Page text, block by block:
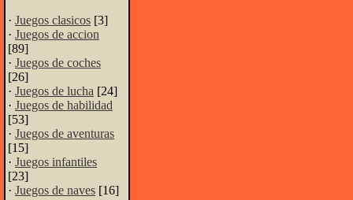
· Juegos clasicos [3]
· Juegos de accion
[89]
· Juegos de coches
[26]
· Juegos de lucha [24]
· Juegos de habilidad
[53]
· Juegos de aventuras
[15]
· Juegos infantiles
[23]
· Juegos de naves [16]